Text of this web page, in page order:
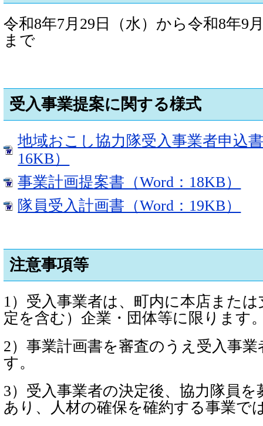
令和8年7月29日（水）から令和8年9
まで
受入事業提案に関する様式
地域おこし協力隊受入事業者申込
16KB）
事業計画提案書（Word：18KB）
隊員受入計画書（Word：19KB）
注意事項等
1）受入事業者は、町内に本店また
定を含む）企業・団体等に限ります
2）事業計画書を審査のうえ受入事
す。
3）受入事業者の決定後、協力隊員
あり、人材の確保を確約する事業で